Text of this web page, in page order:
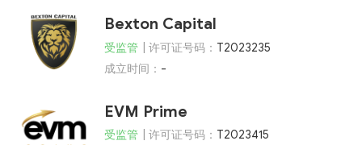
Bexton Capital
受监管 | 许可证号码： T2023235
成立时间： -
EVM Prime
受监管 | 许可证号码： T2023415